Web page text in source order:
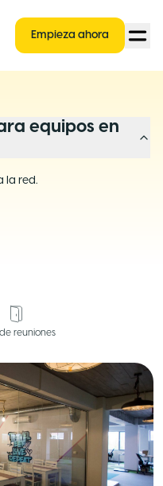
Empieza ahora
equipos en
la red.
reuniones